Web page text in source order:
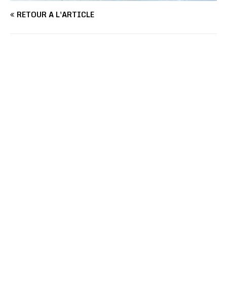
RETOUR À L'ARTICLE